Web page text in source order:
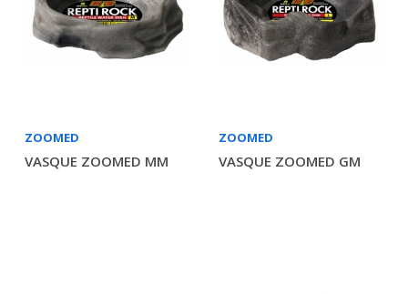
ZOOMED
VASQUE ZOOMED MM
ZOOMED
VASQUE ZOOMED GM